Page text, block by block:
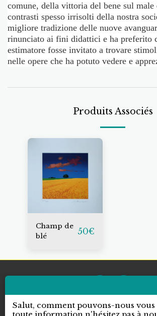
comune, della vittoria del bene sul male
contrasti spesso irrisolti della nostra
migliore tradizione delle nuove
rinunciato ai fini didattici e ha preferito
estimatore fosse invitato a trovare
nelle opere che ha potuto vedere e
Produits Associés
Champ de
blé
50€
Salut, comment pouvons-nous